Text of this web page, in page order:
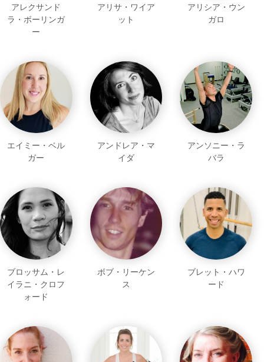
アレクサンド
ラ・ボーリンガ
ー
アリサ・ワイア
ット
アリシア・ウン
ガロ
エイミー・ベル
ガー
アンドレア・マ
イダ
アンソニー・ラ
バラ
ブロッサム・レ
イラニ・クロフ
ォード
ボブ・リーケン
ス
ブレット・ハワ
ード